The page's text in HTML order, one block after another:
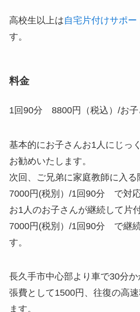
高校生以上は自宅片付けサポー
す。
料金
1回90分 8800円（税込）/お子
基本的にお子さんお1人にじっ
お勧めいたします。
次回、ご兄弟に家庭教師に入
7000円(税別）/1回90分 で対応
お1人のお子さんが継続して片
7000円(税別）/1回90分 で継
す。
長久手市中心部より車で30分
張費として1500円、往復の高
ます。